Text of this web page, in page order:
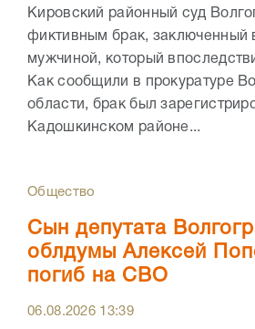
Кировский районный суд
фиктивным брак, заключенный
мужчиной, который
Как сообщили в прокуратуре
области, брак был
Кадошкинском районе...
Общество
Сын депутата
облдумы Алексей
погиб на СВО
06.08.2026 13:39